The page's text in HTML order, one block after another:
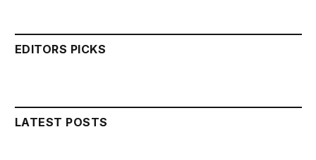
EDITORS PICKS
LATEST POSTS